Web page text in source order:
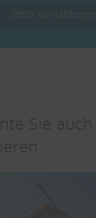
Jetzt kontaktieren